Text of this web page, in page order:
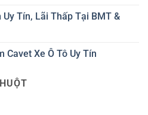
Tín, Lãi Thấp Tại BMT &
Cavet Xe Ô Tô Uy Tín